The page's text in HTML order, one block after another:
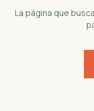
La página que